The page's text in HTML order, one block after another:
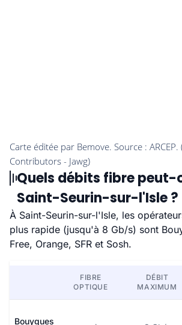
Quels débits fibre peut-
Saint-Seurin-sur-l'Isle ?
À Saint-Seurin-sur-l'Isle, les
plus rapide (jusqu'à 8 Gb/s) sont
Free, Orange, SFR et Sosh.
FIBRE
OPTIQUE
DÉBIT
MAXIMUM
Bouygues